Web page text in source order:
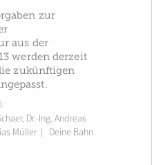
zur
aus der
werden derzeit
zukünftigen
, Dr.-Ing. Andreas
Müller| Deine Bahn